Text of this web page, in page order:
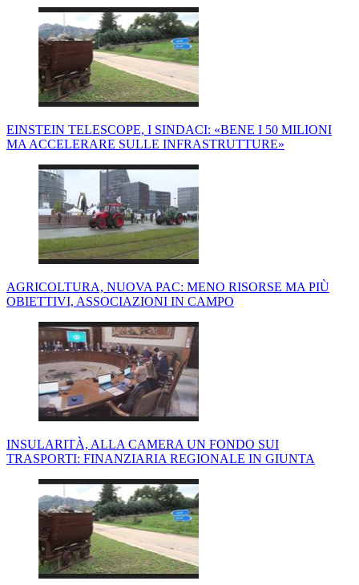
EINSTEIN TELESCOPE, I SINDACI: «BENE I 50 MILIONI
MA ACCELERARE SULLE INFRASTRUTTURE»
AGRICOLTURA, NUOVA PAC: MENO RISORSE MA PIÙ
OBIETTIVI, ASSOCIAZIONI IN CAMPO
INSULARITÀ, ALLA CAMERA UN FONDO SUI
TRASPORTI: FINANZIARIA REGIONALE IN GIUNTA